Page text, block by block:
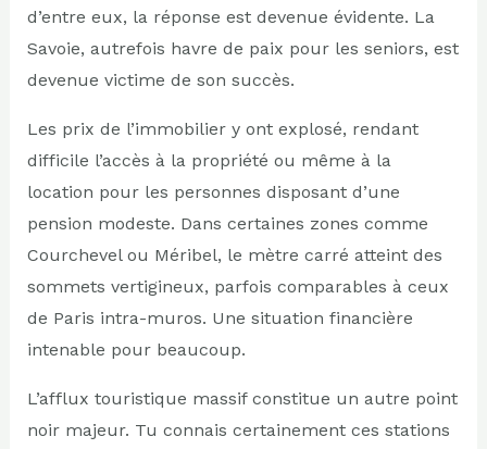
d’entre eux, la réponse est devenue évidente. La
Savoie, autrefois havre de paix pour les seniors, est
devenue victime de son succès.
Les prix de l’immobilier y ont explosé, rendant
difficile l’accès à la propriété ou même à la
location pour les personnes disposant d’une
pension modeste. Dans certaines zones comme
Courchevel ou Méribel, le mètre carré atteint des
sommets vertigineux, parfois comparables à ceux
de Paris intra-muros. Une situation financière
intenable pour beaucoup.
L’afflux touristique massif constitue un autre point
noir majeur. Tu connais certainement ces stations